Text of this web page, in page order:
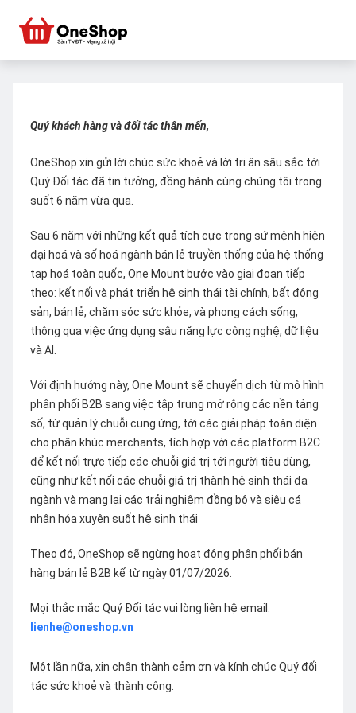
Quý khách hàng và đối tác thân mến,
OneShop xin gửi lời chúc sức khoẻ và lời tri ân sâu sắc tới
Quý Đối tác đã tin tưởng, đồng hành cùng chúng tôi trong
suốt 6 năm vừa qua.
Sau 6 năm với những kết quả tích cực trong sứ mệnh hiện
đại hoá và số hoá ngành bán lẻ truyền thống của hệ thống
tạp hoá toàn quốc, One Mount bước vào giai đoạn tiếp
theo: kết nối và phát triển hệ sinh thái tài chính, bất động
sản, bán lẻ, chăm sóc sức khỏe, và phong cách sống,
thông qua việc ứng dụng sâu năng lực công nghệ, dữ liệu
và AI.
Với định hướng này, One Mount sẽ chuyển dịch từ mô hình
phân phối B2B sang việc tập trung mở rộng các nền tảng
số, từ quản lý chuỗi cung ứng, tới các giải pháp toàn diện
cho phân khúc merchants, tích hợp với các platform B2C
để kết nối trực tiếp các chuỗi giá trị tới người tiêu dùng,
cũng như kết nối các chuỗi giá trị thành hệ sinh thái đa
ngành và mang lại các trải nghiệm đồng bộ và siêu cá
nhân hóa xuyên suốt hệ sinh thái
Theo đó, OneShop sẽ ngừng hoạt động phân phối bán
hàng bán lẻ B2B kể từ ngày 01/07/2026.
Mọi thắc mắc Quý Đối tác vui lòng liên hệ email:
lienhe@oneshop.vn
Một lần nữa, xin chân thành cảm ơn và kính chúc Quý đối
tác sức khoẻ và thành công.